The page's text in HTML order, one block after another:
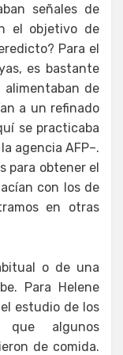
señales de
el objetivo de
Para el
es bastante
alimentaban de
a un refinado
se practicaba
agencia AFP–.
para obtener el
con los de
en otras
o de una
Para Helene
estudio de los
que algunos
de comida.